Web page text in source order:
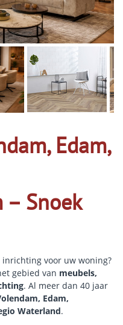
Edam,
– Snoek
voor uw woning?
gebied van meubels,
. Al meer dan 40 jaar
Edam,
Waterland.